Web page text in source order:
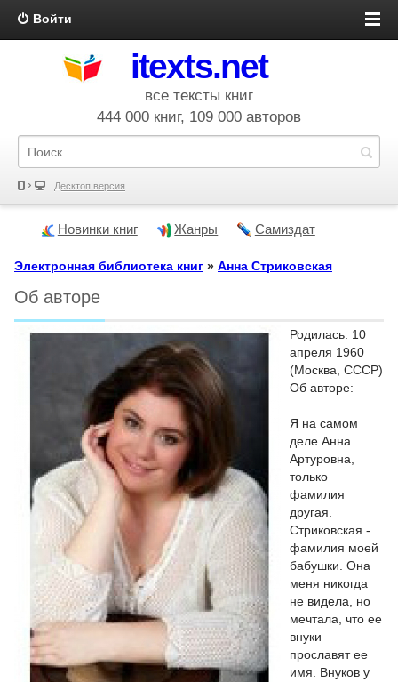
Войти
itexts.net
все тексты книг
444 000 книг, 109 000 авторов
Десктоп версия
Новинки книг Жанры Самиздат
Электронная библиотека книг » Анна Стриковская
Об авторе
Родилась: 10
апреля 1960
(Москва, СССР)
Об авторе:
Я на самом
деле Анна
Артуровна,
только
фамилия
другая.
Стриковская -
фамилия моей
бабушки. Она
меня никогда
не видела, но
мечтала, что ее
внуки
прославят ее
имя. Внуков у